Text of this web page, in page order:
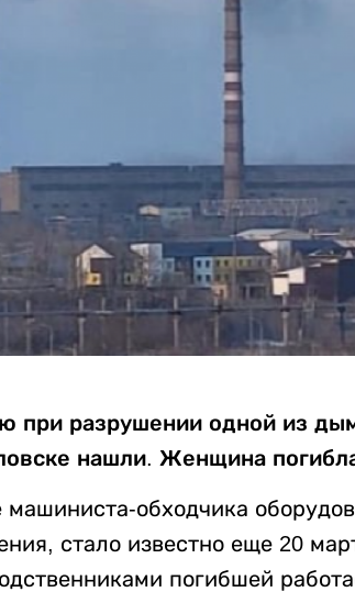
при разрушении одной из
нашли. Женщина
обходчика
стало известно еще 20
погибшей